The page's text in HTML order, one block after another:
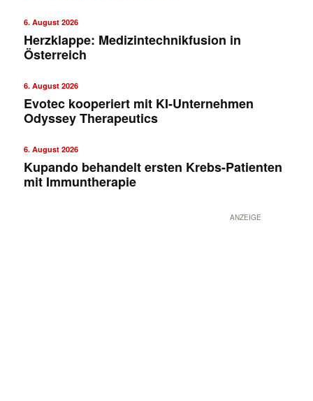
6. August 2026
Herzklappe: Medizintechnikfusion in
Österreich
6. August 2026
Evotec kooperiert mit KI-Unternehmen
Odyssey Therapeutics
6. August 2026
Kupando behandelt ersten Krebs-Patienten
mit Immuntherapie
ANZEIGE